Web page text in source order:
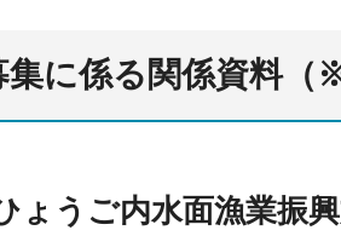
集に係る関係資料（
ょうご内水面漁業振